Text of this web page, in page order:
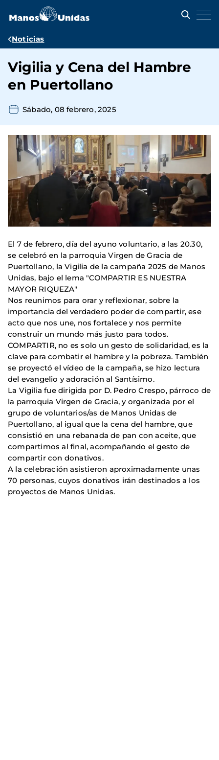
contenido
Ruta
navegación
Noticias
Vigilia y Cena del Hambre
en Puertollano
Sábado, 08 febrero, 2025
El 7 de febrero, día del ayuno voluntario, a las 20.30,
se celebró en la parroquia Virgen de Gracia de
Puertollano, la Vigilia de la campaña 2025 de Manos
Unidas, bajo el lema "COMPARTIR ES NUESTRA
MAYOR RIQUEZA"
Nos reunimos para orar y reflexionar, sobre la
importancia del verdadero poder de compartir, ese
acto que nos une, nos fortalece y nos permite
construir un mundo más justo para todos.
COMPARTIR, no es solo un gesto de solidaridad, es la
clave para combatir el hambre y la pobreza. También
se proyectó el vídeo de la campaña, se hizo lectura
del evangelio y adoración al Santísimo.
La Vigilia fue dirigida por D. Pedro Crespo, párroco de
la parroquia Virgen de Gracia, y organizada por el
grupo de voluntarios/as de Manos Unidas de
Puertollano, al igual que la cena del hambre, que
consistió en una rebanada de pan con aceite, que
compartimos al final, acompañando el gesto de
compartir con donativos.
A la celebración asistieron aproximadamente unas
70 personas, cuyos donativos irán destinados a los
proyectos de Manos Unidas.